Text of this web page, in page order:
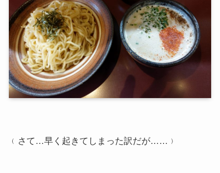
﹙さて…早く起きてしまった訳だが……﹚